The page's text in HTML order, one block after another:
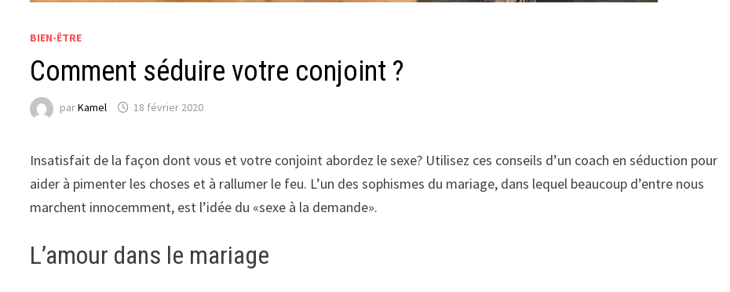
BIEN-ÊTRE
Comment séduire votre conjoint ?
parKamel 18 février 2020
Insatisfait de la façon dont vous et votre conjoint abordez le sexe? Utilisez ces conseils d’un coach en séduction pour
aider à pimenter les choses et à rallumer le feu. L’un des sophismes du mariage, dans lequel beaucoup d’entre nous
marchent innocemment, est l’idée du «sexe à la demande».
L’amour dans le mariage